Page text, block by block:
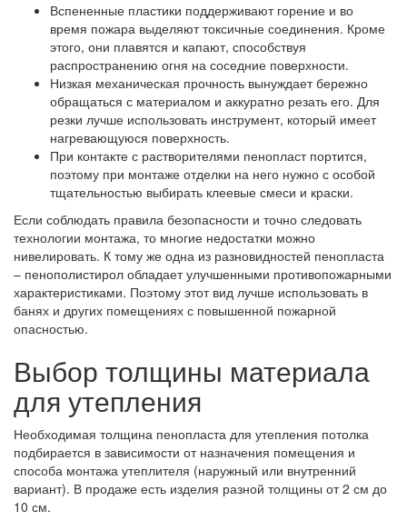
Вспененные пластики поддерживают горение и во
время пожара выделяют токсичные соединения. Кроме
этого, они плавятся и капают, способствуя
распространению огня на соседние поверхности.
Низкая механическая прочность вынуждает бережно
обращаться с материалом и аккуратно резать его. Для
резки лучше использовать инструмент, который имеет
нагревающуюся поверхность.
При контакте с растворителями пенопласт портится,
поэтому при монтаже отделки на него нужно с особой
тщательностью выбирать клеевые смеси и краски.
Если соблюдать правила безопасности и точно следовать
технологии монтажа, то многие недостатки можно
нивелировать. К тому же одна из разновидностей пенопласта
– пенополистирол обладает улучшенными противопожарными
характеристиками. Поэтому этот вид лучше использовать в
банях и других помещениях с повышенной пожарной
опасностью.
Выбор толщины материала
для утепления
Необходимая толщина пенопласта для утепления потолка
подбирается в зависимости от назначения помещения и
способа монтажа утеплителя (наружный или внутренний
вариант). В продаже есть изделия разной толщины от 2 см до
10 см.